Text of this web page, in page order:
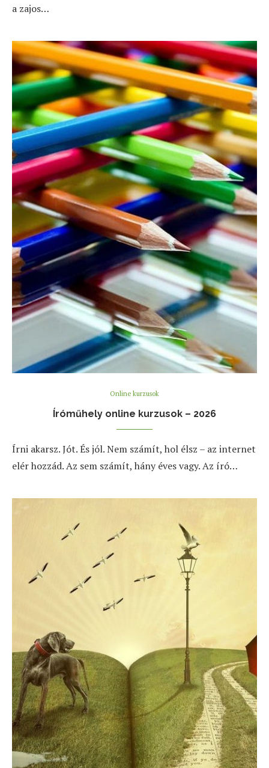
a zajos…
Online kurzusok
Íróműhely online kurzusok – 2026
Írni akarsz. Jót. És jól. Nem számít, hol élsz – az internet
elér hozzád. Az sem számít, hány éves vagy. Az író…